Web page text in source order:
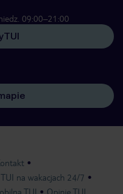
09:00–21:00
na wakacjach 24/7
TUI Opinie TUI